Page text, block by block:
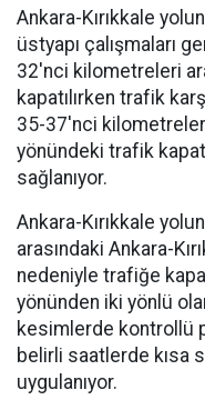
Ankara-Kırıkkale
üstyapı çalışmaları
32'nci kilometreleri
kapatılırken trafik
35-37'nci
yönündeki trafik
sağlanıyor.
Ankara-Kırıkkale
arasındaki Ankara-
nedeniyle trafiğe
yönünden iki yönlü
kesimlerde kontrollü
belirli saatlerde kısa
uygulanıyor.